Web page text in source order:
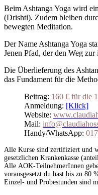
Beim Ashtanga Yoga wird
(Drishti). Zudem bleiben
bewegten Meditation.
Der Name Ashtanga Yoga
Jenen Pfad, der den Weg
Die Überlieferung des
das Fundament für die
Beitrag: 160 € für die
Anmeldung: [Klick]
Website:
Mail:
Handy/WhatsApp:
Alle Kurse sind zertifiziert und
gesetzlichen Krankenkasse
Alle AOK-TeilnehmerInnen
vorausgesetzt du hast bis zu
Einzel- und Probestunden sind